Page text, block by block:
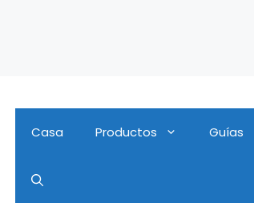
Casa Productos Guías